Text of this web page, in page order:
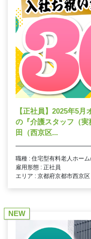
【正社員】2025年5
の『介護スタッフ（
田（西京区...
職種 : 住宅型有料老人ホー
雇用形態 : 正社員
エリア : 京都府京都市西京区
NEW